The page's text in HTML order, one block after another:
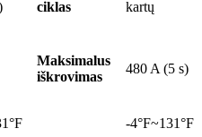
ciklas
kartų
Maksimalus
iškrovimas
480 A (5 s)
-4°F~131°F